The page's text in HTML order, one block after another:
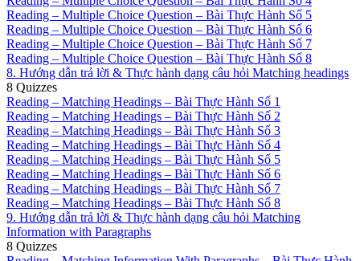
Reading – Multiple Choice Question – Bài Thực Hành Số 5
Reading – Multiple Choice Question – Bài Thực Hành Số 6
Reading – Multiple Choice Question – Bài Thực Hành Số 7
Reading – Multiple Choice Question – Bài Thực Hành Số 8
8. Hướng dẫn trả lời & Thực hành dạng câu hỏi Matching headings
8 Quizzes
Reading – Matching Headings – Bài Thực Hành Số 1
Reading – Matching Headings – Bài Thực Hành Số 2
Reading – Matching Headings – Bài Thực Hành Số 3
Reading – Matching Headings – Bài Thực Hành Số 4
Reading – Matching Headings – Bài Thực Hành Số 5
Reading – Matching Headings – Bài Thực Hành Số 6
Reading – Matching Headings – Bài Thực Hành Số 7
Reading – Matching Headings – Bài Thực Hành Số 8
9. Hướng dẫn trả lời & Thực hành dạng câu hỏi Matching
Information with Paragraphs
8 Quizzes